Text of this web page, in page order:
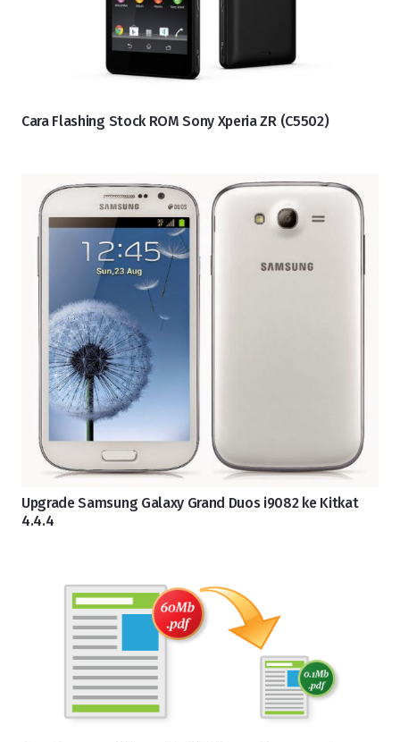
Cara Flashing Stock ROM Sony Xperia ZR (C5502)
Upgrade Samsung Galaxy Grand Duos i9082 ke Kitkat
4.4.4